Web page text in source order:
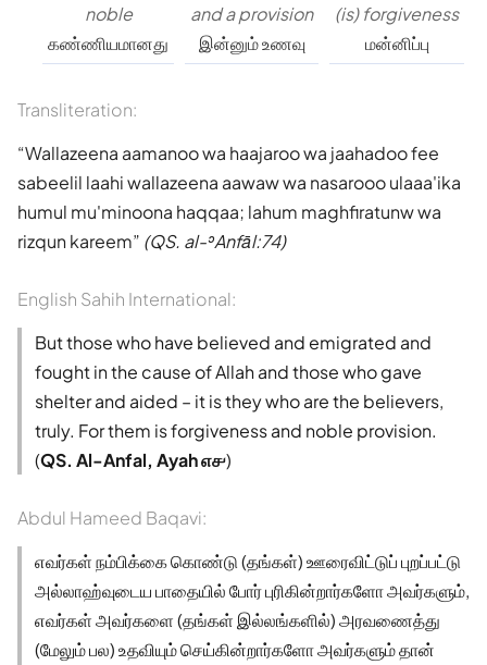
(is) forgiveness
மன்னிப்பு
and a provision
இன்னும் உணவு
noble
கண்ணியமானது
Transliteration:
Wallazeena aamanoo wa haajaroo wa jaahadoo fee
sabeelil laahi wallazeena aawaw wa nasarooo ulaaa'ika
humul mu'minoona haqqaa; lahum maghfiratunw wa
rizqun kareem (QS. al-ʾAnfāl:74)
English Sahih International:
But those who have believed and emigrated and
fought in the cause of Allah and those who gave
shelter and aided – it is they who are the believers,
truly. For them is forgiveness and noble provision.
(QS. Al-Anfal, Ayah ௭௪)
Abdul Hameed Baqavi:
எவர்கள் நம்பிக்கை கொண்டு (தங்கள்) ஊரைவிட்டுப் புறப்பட்டு
அல்லாஹ்வுடைய பாதையில் போர் புரிகின்றார்களோ அவர்களும்,
எவர்கள் அவர்களை (தங்கள் இல்லங்களில்) அரவணைத்து
(மேலும் பல) உதவியும் செய்கின்றார்களோ அவர்களும் தான்